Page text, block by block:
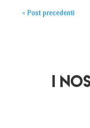
« Post precedenti
I